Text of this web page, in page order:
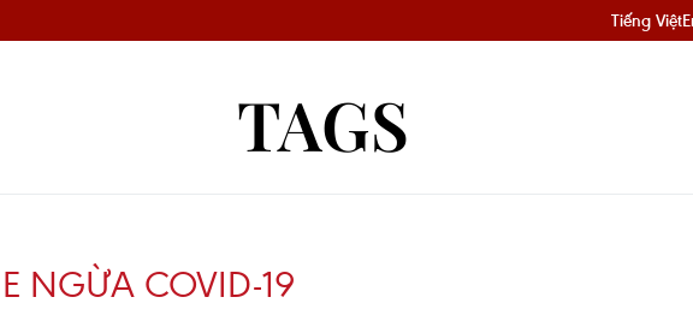
Tiếng Việt
TAGS
NGỪA COVID-19